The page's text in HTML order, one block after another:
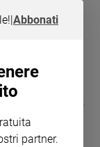
delle guerre, delle
a costruire il futuro
sulle orme di San
di viaggio/2.
|Abbonati
partner.